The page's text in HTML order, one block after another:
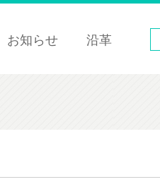
お知らせ 沿革